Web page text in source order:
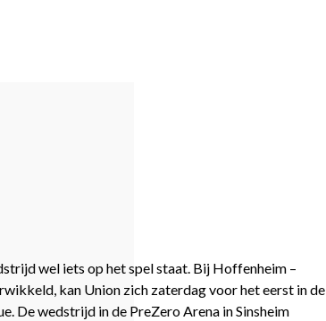
wel iets op het spel staat. Bij Hoffenheim –
kan Union zich zaterdag voor het eerst in de
De wedstrijd in de PreZero Arena in Sinsheim